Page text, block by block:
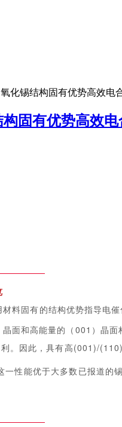
化锡结构固有优势高效电
固有优势高效
料固有的结构优势指导电
面和高能量的（001）晶
。因此，具有高(001)/
性能优于大多数已报道的